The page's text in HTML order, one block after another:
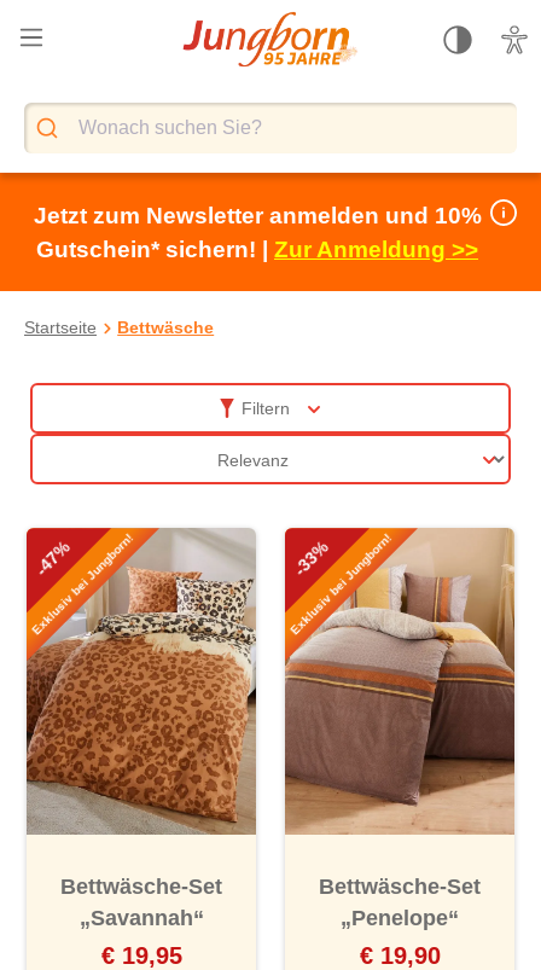
springen
Jetzt zum Newsletter anmelden und 10%
Gutschein* sichern! | Zur Anmeldung >>
Startseite Bettwäsche
Filtern
-47%
Exklusiv bei Jungborn!
Bettwäsche-Set
„Savannah“
€ 19,95
-33%
Exklusiv bei Jungborn!
Bettwäsche-Set
„Penelope“
€ 19,90